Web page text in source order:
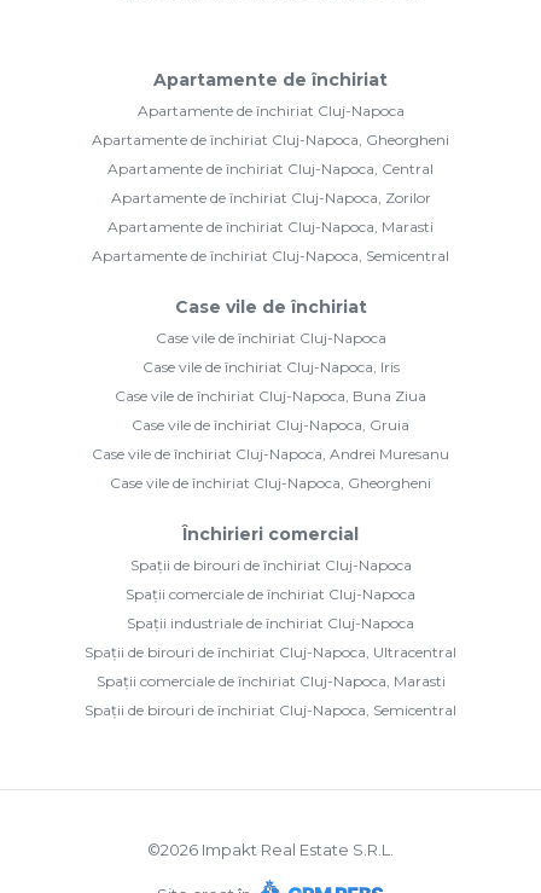
Apartamente de închiriat
Apartamente de închiriat Cluj-Napoca
Apartamente de închiriat Cluj-Napoca, Gheorgheni
Apartamente de închiriat Cluj-Napoca, Central
Apartamente de închiriat Cluj-Napoca, Zorilor
Apartamente de închiriat Cluj-Napoca, Marasti
Apartamente de închiriat Cluj-Napoca, Semicentral
Case vile de închiriat
Case vile de închiriat Cluj-Napoca
Case vile de închiriat Cluj-Napoca, Iris
Case vile de închiriat Cluj-Napoca, Buna Ziua
Case vile de închiriat Cluj-Napoca, Gruia
Case vile de închiriat Cluj-Napoca, Andrei Muresanu
Case vile de închiriat Cluj-Napoca, Gheorgheni
Închirieri comercial
Spații de birouri de închiriat Cluj-Napoca
Spații comerciale de închiriat Cluj-Napoca
Spații industriale de închiriat Cluj-Napoca
Spații de birouri de închiriat Cluj-Napoca, Ultracentral
Spații comerciale de închiriat Cluj-Napoca, Marasti
Spații de birouri de închiriat Cluj-Napoca, Semicentral
©2026 Impakt Real Estate S.R.L.